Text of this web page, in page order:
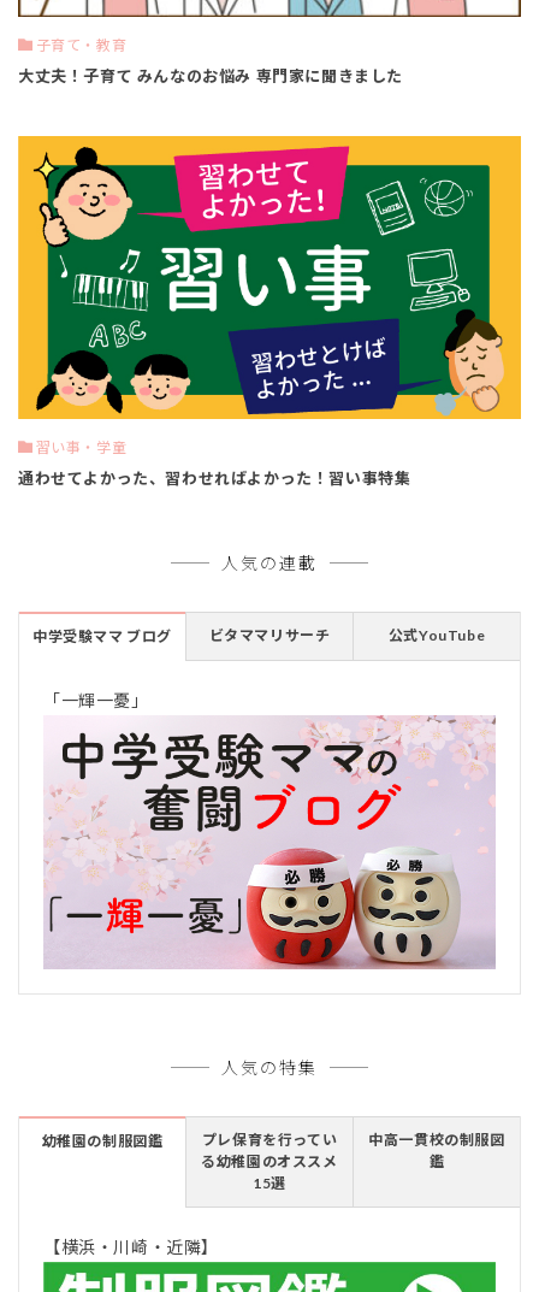
子育て・教育
大丈夫！子育て みんなのお悩み 専門家に聞きました
習い事・学童
通わせてよかった、習わせればよかった！習い事特集
人気の連載
中学受験ママ ブログ ビタママリサーチ 公式YouTube
「一輝一憂」
人気の特集
幼稚園の制服図鑑
プレ保育を行ってい
る幼稚園のオススメ
15選
中高一貫校の制服図
鑑
【横浜・川崎・近隣】